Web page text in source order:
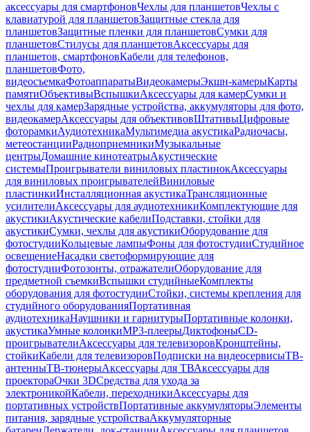
аксессуары для смартфоновЧехлы для планшетовЧехлы с
клавиатурой для планшетовЗащитные стекла для
планшетовЗащитные пленки для планшетовСумки для
планшетовСтилусы для планшетовАксессуары для
планшетов, смартфоновКабели для телефонов,
планшетовФото,
видеосъемкаФотоаппаратыВидеокамерыЭкшн-камерыКарты
памятиОбъективыВспышкиАксессуары для камерСумки и
чехлы для камерЗарядные устройства, аккумуляторы для фото,
видеокамерАксессуары для объективовШтативыЦифровые
фоторамкиАудиотехникаМультимедиа акустикаРадиочасы,
метеостанцииРадиоприемникиМузыкальные
центрыДомашние кинотеатрыАкустические
системыПроигрыватели виниловых пластинокАксессуары
для виниловых проигрывателейВиниловые
пластинкиИнсталляционная акустикаТрансляционные
усилителиАксессуары для аудиотехникиКомплектующие для
акустикиАкустические кабелиПодставки, стойки для
акустикиСумки, чехлы для акустикиОборудование для
фотостудииКольцевые лампыФоны для фотостудииСтудийное
освещениеНасадки светоформирующие для
фотостудииФотозонты, отражателиОборудование для
предметной съемкиВспышки студийныеКомплекты
оборудования для фотостудииСтойки, системы крепления для
студийного оборудованияПортативная
аудиотехникаНаушники и гарнитурыПортативные колонки,
акустикаУмные колонкиMP3-плеерыДиктофоныCD-
проигрывателиАксессуары для телевизоровКронштейны,
стойкиКабели для телевизоровПодписки на видеосервисыТВ-
антенныТВ-тюнерыАксессуары для ТВАксессуары для
проектораОчки 3DСредства для ухода за
электроникойКабели, переходникиАксессуары для
портативных устройствПортативные аккумуляторыЭлементы
питания, зарядные устройстваАккумуляторные